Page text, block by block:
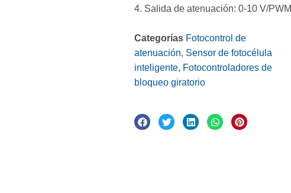
4. Salida de atenuación: 0-10 V/PWM
Categorías Fotocontrol de
atenuación, Sensor de fotocélula
inteligente, Fotocontroladores de
bloqueo giratorio